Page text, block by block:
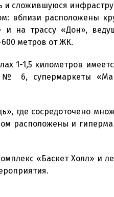
и сложившуюся
вблизи расположены
и на трассу «Дон»,
метров от ЖК.
1-1,5 километров
№ 6, супермаркеты
где сосредоточено
расположены и
«Баскет Холл» и